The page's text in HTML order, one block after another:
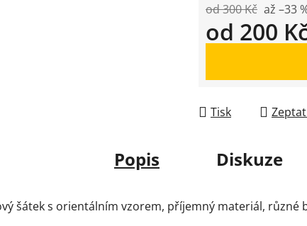
od 300 Kč až –33
od 200
Tisk
Popis Diskuze
šátek s orientálním vzorem, příjemný materiál, různé